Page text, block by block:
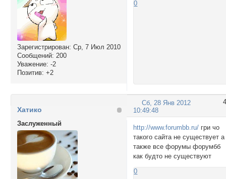
Зарегистрирован: Ср, 7 Июл 2010
Сообщений: 200
Уважение: -2
Позитив: +2
0
4
Сб, 28 Янв 2012
10:49:48
Хатико
Заслуженный
http://www.forumbb.ru/ гри чо
такого сайта не существует а
также все форумы форумбб
как будто не существуют
0